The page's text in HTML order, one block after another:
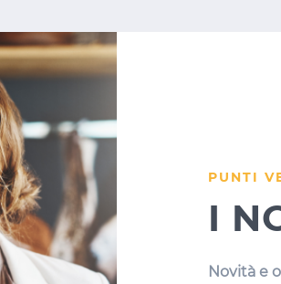
PUNTI
I
Novità e